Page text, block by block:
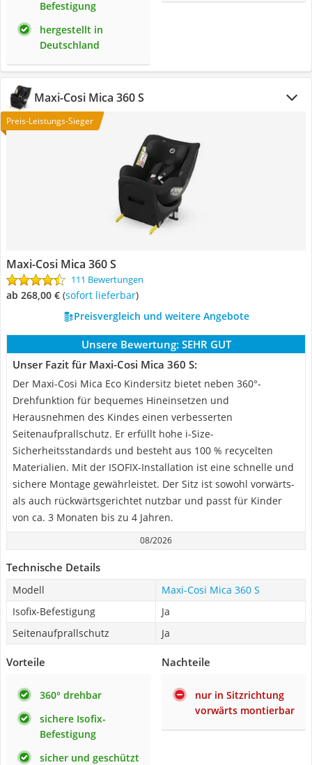
Befestigung
hergestellt in
Deutschland
Maxi-Cosi Mica 360 S
Preis-Leistungs-Sieger
Maxi-Cosi Mica 360 S
111 Bewertungen
ab 268,00 € ( Sofort lieferbar)
Preisvergleich und weitere Angebote
Unsere Bewertung: SEHR GUT
Unser Fazit für Maxi-Cosi Mica 360 S:
Der Maxi-Cosi Mica Eco Kindersitz bietet neben 360°-
Drehfunktion für bequemes Hineinsetzen und
Herausnehmen des Kindes einen verbesserten
Seitenaufprallschutz. Er erfüllt hohe i-Size-
Sicherheitsstandards und besteht aus 100 % recycelten
Materialien. Mit der ISOFIX-Installation ist eine schnelle und
sichere Montage gewährleistet. Der Sitz ist sowohl vorwärts-
als auch rückwärtsgerichtet nutzbar und passt für Kinder
von ca. 3 Monaten bis zu 4 Jahren.
08/2026
Technische Details
Modell
Maxi-Cosi Mica 360 S
Isofix-Befestigung
Ja
Seitenaufprallschutz
Ja
Vorteile
360° drehbar
sichere Isofix-
Befestigung
sicher und geschützt
Nachteile
nur in Sitzrichtung
vorwärts montierbar